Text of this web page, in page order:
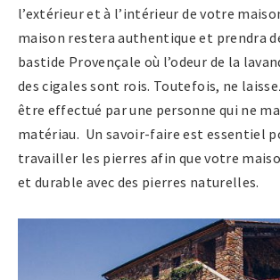
l’extérieur et à l’intérieur de votre
maison restera authentique et prendra
bastide Provençale où l’odeur de la
des cigales sont rois. Toutefois, ne
être effectué par une personne qui ne
matériau. Un savoir-faire est essentiel
travailler les pierres afin que votre
et durable avec des pierres naturelles.